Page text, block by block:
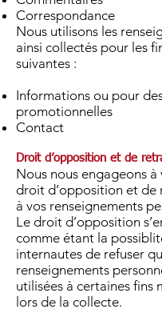
Correspondance
Nous utilisons les
ainsi collectés pour les
suivantes :
Informations ou pour
promotionnelles
Contact
Droit d’opposition et de
Nous nous engageons
droit d’opposition et
à vos renseignements
Le droit d’opposition
comme étant la
internautes de refuser
renseignements
utilisées à certaines fins
lors de la collecte.